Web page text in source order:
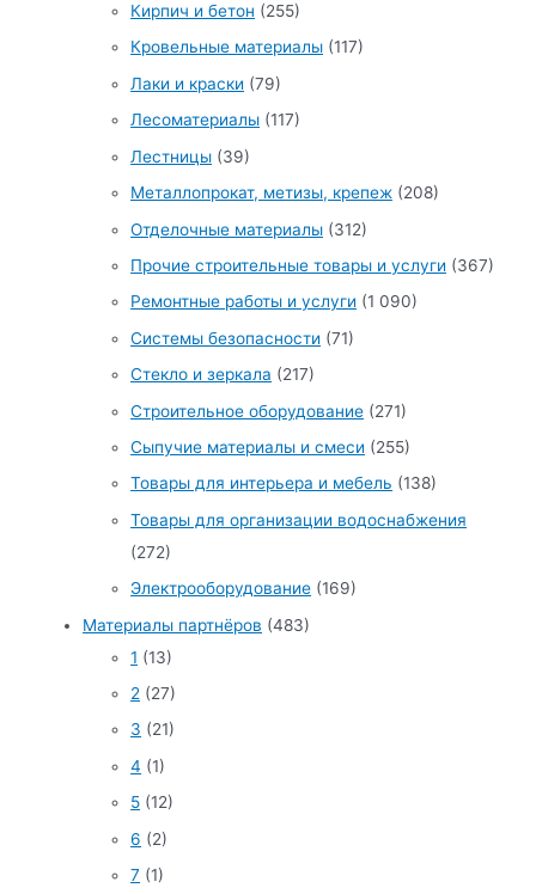
Кирпич и бетон (255)
Кровельные материалы (117)
Лаки и краски (79)
Лесоматериалы (117)
Лестницы (39)
Металлопрокат, метизы, крепеж (208)
Отделочные материалы (312)
Прочие строительные товары и услуги (367)
Ремонтные работы и услуги (1 090)
Системы безопасности (71)
Стекло и зеркала (217)
Строительное оборудование (271)
Сыпучие материалы и смеси (255)
Товары для интерьера и мебель (138)
Товары для организации водоснабжения
(272)
Электрооборудование (169)
Материалы партнёров (483)
1 (13)
2 (27)
3 (21)
4 (1)
5 (12)
6 (2)
7 (1)